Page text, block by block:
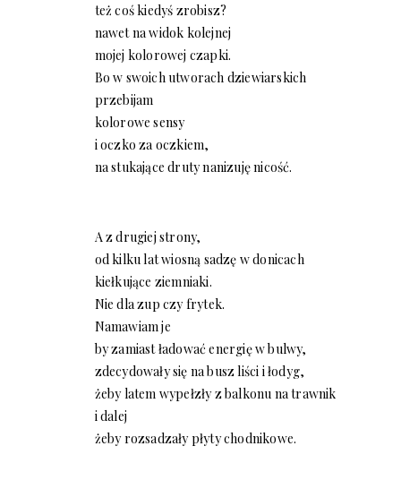
też coś kiedyś zrobisz?
nawet na widok kolejnej
mojej kolorowej czapki.
Bo w swoich utworach dziewiarskich
przebijam
kolorowe sensy
i oczko za oczkiem,
na stukające druty nanizuję nicość.
A z drugiej strony,
od kilku lat wiosną sadzę w donicach
kiełkujące ziemniaki.
Nie dla zup czy frytek.
Namawiam je
by zamiast ładować energię w bulwy,
zdecydowały się na busz liści i łodyg,
żeby latem wypełzły z balkonu na trawnik
i dalej
żeby rozsadzały płyty chodnikowe.